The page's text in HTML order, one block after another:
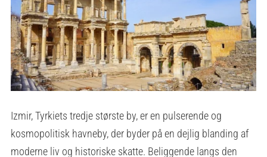
Izmir, Tyrkiets tredje største by, er en pulserende og
kosmopolitisk havneby, der byder på en dejlig blanding af
moderne liv og historiske skatte. Beliggende langs den